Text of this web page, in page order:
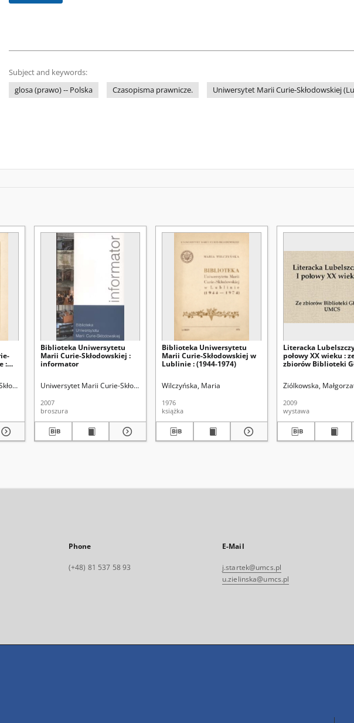
Subject and keywords:
glosa (prawo) -- Polska
Czasopisma prawnicze. Uniwersytet Marii Curie-Skłodowskiej
:
(Lublin). Biblioteka Główna Kowalski, Zdzisław Olczakowa, Jadwiga
Biblioteka Uniwersytetu
Marii Curie-Skłodowskiej :
informator
Uniwersytet Marii Curie-Skłodowskiej (Lublin). Biblioteka Główna Wojnarowicz, Stanisława
2007
broszura
Biblioteka Uniwersytetu
Marii Curie-Skłodowskiej w
Lublinie : (1944-1974)
Wilczyńska, Maria
1976
książka
Literacka
połowy XX wieku :
zbiorów Biblioteki
Ziólkowska,
2009
wystawa
Phone
(+48) 81 537 58 93
E-Mail
j.startek@umcs.pl
u.zielinska@umcs.pl